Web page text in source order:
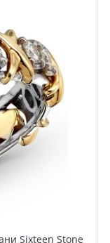
Sixteen Stone